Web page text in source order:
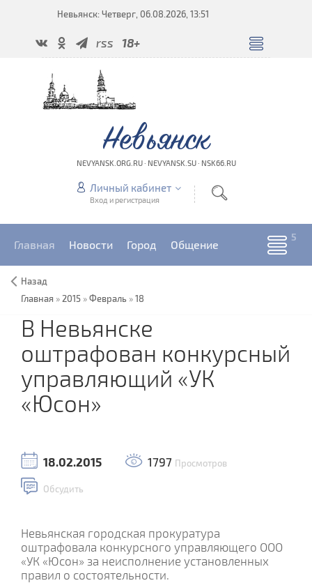
Невьянск: Четверг, 06.08.2026, 13:51
rss 18+
Невьянск
NEVYANSK.ORG.RU · NEVYANSK.SU · NSK66.RU
Личный кабинет
Вход и регистрация
Главная Новости Город Общение
Назад
Главная » 2015 »Февраль »18
В Невьянске
оштрафован конкурсный
управляющий «УК
«Юсон»
18.02.2015 1797 Просмотров
Обсудить
Невьянская городская прокуратура
оштрафовала конкурсного управляющего ООО
«УК «Юсон» за неисполнение установленных
правил о состоятельности.